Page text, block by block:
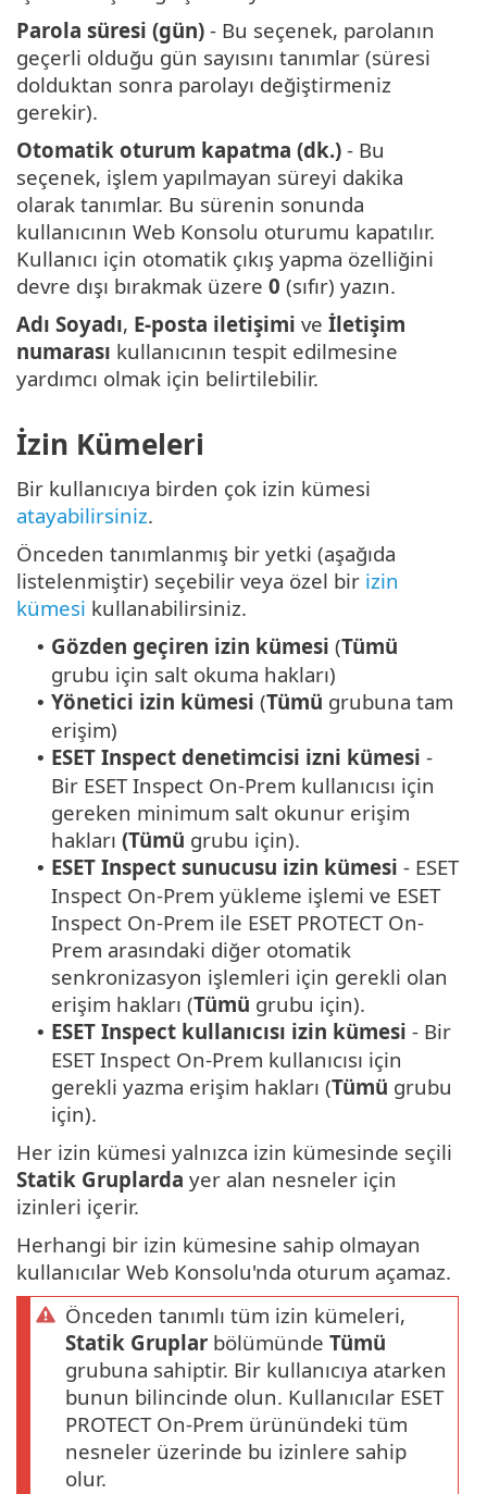
Parola süresi (gün) - Bu seçenek, parolanın
geçerli olduğu gün sayısını tanımlar (süresi
dolduktan sonra parolayı değiştirmeniz
gerekir).
Otomatik oturum kapatma (dk.) - Bu
seçenek, işlem yapılmayan süreyi dakika
olarak tanımlar. Bu sürenin sonunda
kullanıcının Web Konsolu oturumu kapatılır.
Kullanıcı için otomatik çıkış yapma özelliğini
devre dışı bırakmak üzere 0 (sıfır) yazın.
Adı Soyadı, E-posta iletişimi ve İletişim
numarası kullanıcının tespit edilmesine
yardımcı olmak için belirtilebilir.
İzin Kümeleri
Bir kullanıcıya birden çok izin kümesi
atayabilirsiniz.
Önceden tanımlanmış bir yetki (aşağıda
listelenmiştir) seçebilir veya özel bir izin
kümesi kullanabilirsiniz.
• Gözden geçiren izin kümesi (Tümü
grubu için salt okuma hakları)
• Yönetici izin kümesi (Tümü grubuna tam
erişim)
• ESET Inspect denetimcisi izni kümesi -
Bir ESET Inspect On-Prem kullanıcısı için
gereken minimum salt okunur erişim
hakları (Tümü grubu için).
• ESET Inspect sunucusu izin kümesi - ESET
Inspect On-Prem yükleme işlemi ve ESET
Inspect On-Prem ile ESET PROTECT On-
Prem arasındaki diğer otomatik
senkronizasyon işlemleri için gerekli olan
erişim hakları (Tümü grubu için).
• ESET Inspect kullanıcısı izin kümesi - Bir
ESET Inspect On-Prem kullanıcısı için
gerekli yazma erişim hakları (Tümü grubu
için).
Her izin kümesi yalnızca izin kümesinde seçili
Statik Gruplarda yer alan nesneler için
izinleri içerir.
Herhangi bir izin kümesine sahip olmayan
kullanıcılar Web Konsolu'nda oturum açamaz.
Önceden tanımlı tüm izin kümeleri,
Statik Gruplar bölümünde Tümü
grubuna sahiptir. Bir kullanıcıya atarken
bunun bilincinde olun. Kullanıcılar ESET
PROTECT On-Prem ürünündeki tüm
nesneler üzerinde bu izinlere sahip
olur.